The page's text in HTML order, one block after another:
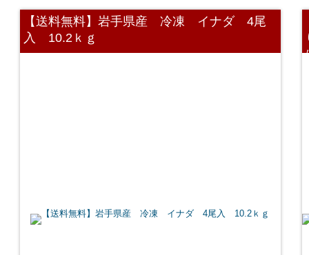
【送料無料】岩手県産 冷凍 イナダ 4尾
入 10.2ｋｇ